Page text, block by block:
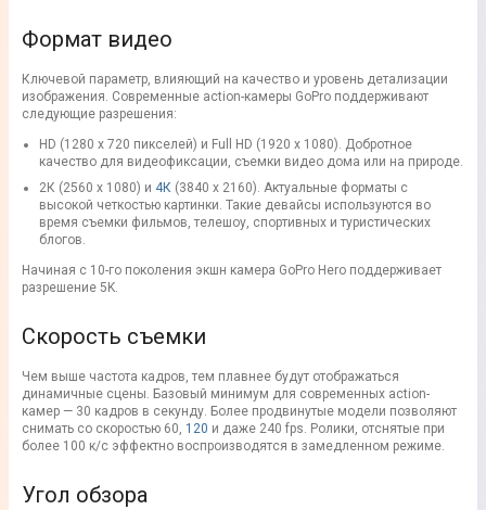
Формат видео
Ключевой параметр, влияющий на качество и уровень детализации
изображения. Современные action-камеры GoPro поддерживают
следующие разрешения:
HD (1280 х 720 пикселей) и Full HD (1920 х 1080). Добротное
качество для видеофиксации, съемки видео дома или на природе.
2К (2560 х 1080) и 4К (3840 х 2160). Актуальные форматы с
высокой четкостью картинки. Такие девайсы используются во
время съемки фильмов, телешоу, спортивных и туристических
блогов.
Начиная с 10-го поколения экшн камера GoPro Hero поддерживает
разрешение 5K.
Скорость съемки
Чем выше частота кадров, тем плавнее будут отображаться
динамичные сцены. Базовый минимум для современных action-
камер — 30 кадров в секунду. Более продвинутые модели позволяют
снимать со скоростью 60, 120 и даже 240 fps. Ролики, отснятые при
более 100 к/с эффектно воспроизводятся в замедленном режиме.
Угол обзора